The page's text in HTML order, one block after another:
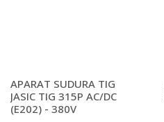
APARAT SUDURA TIG
JASIC TIG 315P AC/DC
(E202) - 380V